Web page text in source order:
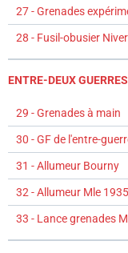
27 - Grenades
28 - Fusil-obusier
ENTRE-DEUX GUERRES
29 - Grenades à main
30 - GF de l'entre-
31 - Allumeur Bourny
32 - Allumeur Mle 1935
33 - Lance grenades